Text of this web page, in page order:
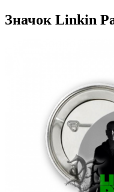
Значок Linkin